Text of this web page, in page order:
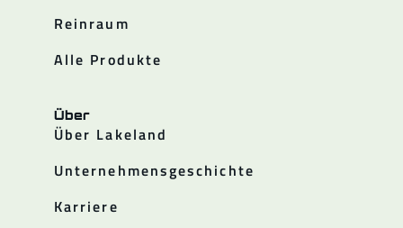
Reinraum
Alle Produkte
Über
Über Lakeland
Unternehmensgeschichte
Karriere